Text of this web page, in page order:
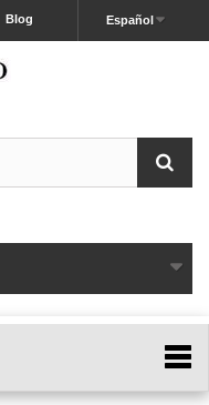
Español
Blog